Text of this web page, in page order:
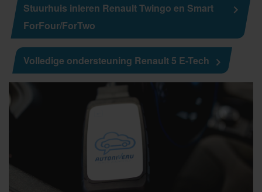
Stuurhuis inleren Renault Twingo en Smart
ForFour/ForTwo
Volledige ondersteuning Renault 5 E-Tech